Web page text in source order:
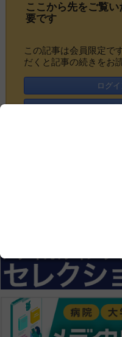
ここから先をご覧い
要です
この記事は会員限定で
だくと記事の続きをお
ログ